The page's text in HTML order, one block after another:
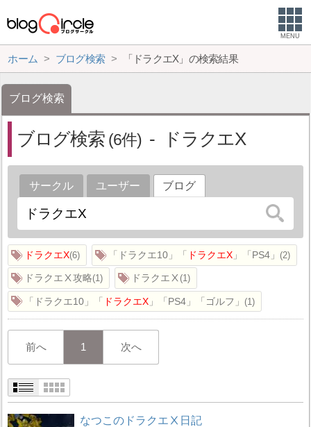
MENU
ホーム ブログ検索 「ドラクエX」の検索結果
ブログ検索
ブログ検索 6 ドラクエX
サークル ユーザー ブログ
ドラクエX 6 「ドラクエ10」「 ドラクエX 」「PS4」 2
ドラクエⅩ攻略 1 ドラクエⅩ 1
「ドラクエ10」「 ドラクエX 」「PS4」「ゴルフ」 1
前へ 1 次へ
なつこのドラクエⅩ日記